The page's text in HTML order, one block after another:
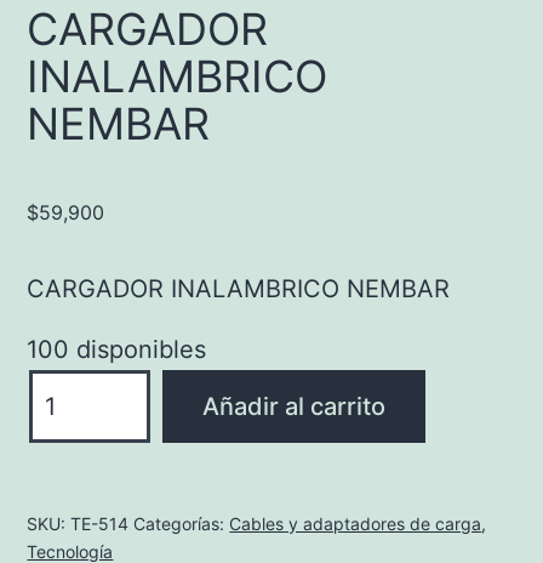
CARGADOR
INALAMBRICO
NEMBAR
$59,900
CARGADOR INALAMBRICO NEMBAR
100 disponibles
INALAMBRICO
Añadir al carrito
SKU:TE-514 Categorías: Cables y adaptadores de carga,
Tecnología